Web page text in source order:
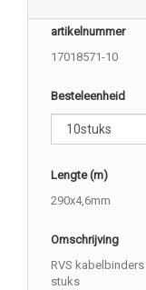
artikelnummer
17018571-10
Besteleenheid
Lengte (m)
290x4,6mm
Omschrijving
RVS kabelbinders
stuks